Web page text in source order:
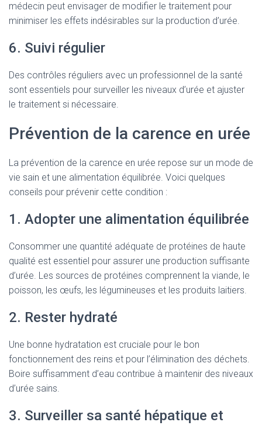
médecin peut envisager de modifier le traitement pour
minimiser les effets indésirables sur la production d’urée.
6. Suivi régulier
Des contrôles réguliers avec un professionnel de la santé
sont essentiels pour surveiller les niveaux d’urée et ajuster
le traitement si nécessaire.
Prévention de la carence en urée
La prévention de la carence en urée repose sur un mode de
vie sain et une alimentation équilibrée. Voici quelques
conseils pour prévenir cette condition :
1. Adopter une alimentation équilibrée
Consommer une quantité adéquate de protéines de haute
qualité est essentiel pour assurer une production suffisante
d’urée. Les sources de protéines comprennent la viande, le
poisson, les œufs, les légumineuses et les produits laitiers.
2. Rester hydraté
Une bonne hydratation est cruciale pour le bon
fonctionnement des reins et pour l’élimination des déchets.
Boire suffisamment d’eau contribue à maintenir des niveaux
d’urée sains.
3. Surveiller sa santé hépatique et